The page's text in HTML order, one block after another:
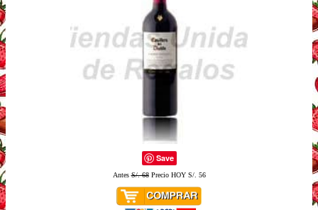
Save
AntesS/. 68Precio HOY S/. 56